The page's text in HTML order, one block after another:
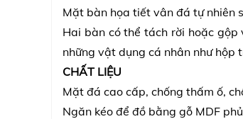
Mặt bàn họa tiết vân đá tự nhiên
Hai bàn có thể tách rời hoặc
những vật dụng cá nhân như hộp
CHẤT LIỆU
Mặt đá cao cấp, chống thấm ố,
Ngăn kéo để đồ bằng gỗ MDF